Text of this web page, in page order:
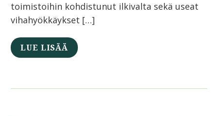
toimistoihin kohdistunut ilkivalta sekä useat
vihahyökkäykset […]
LUE LISÄÄ